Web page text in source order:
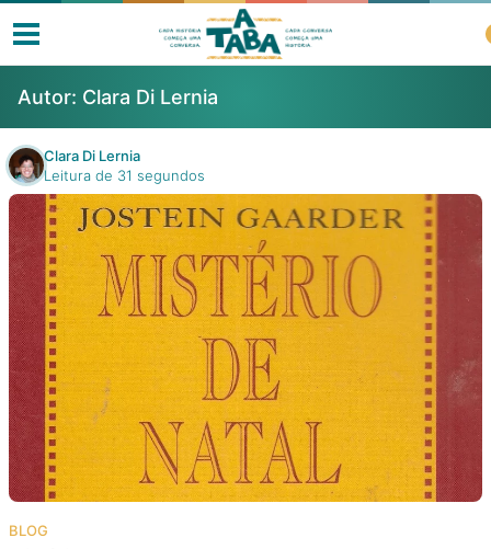
Livros
Resenhas
Clube de Leitores
Listas
Como ler?
Na escola
Autor: Clara Di Lernia
Clara Di Lernia
Leitura de 31 segundos
BLOG